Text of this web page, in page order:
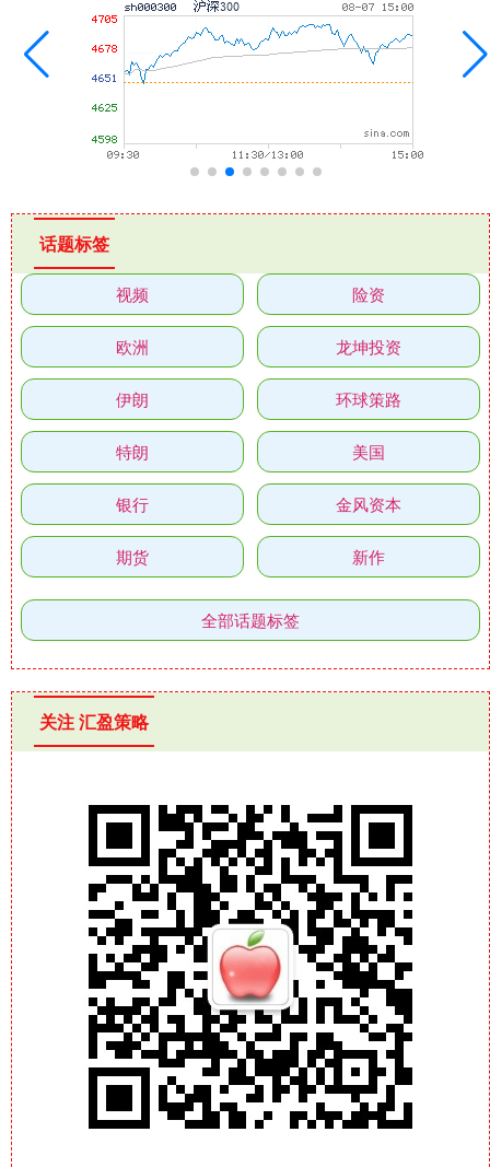
话题标签
视频 险资
欧洲 龙坤投资
伊朗 环球策路
特朗 美国
银行 金风资本
期货 新作
全部话题标签
关注 汇盈策略